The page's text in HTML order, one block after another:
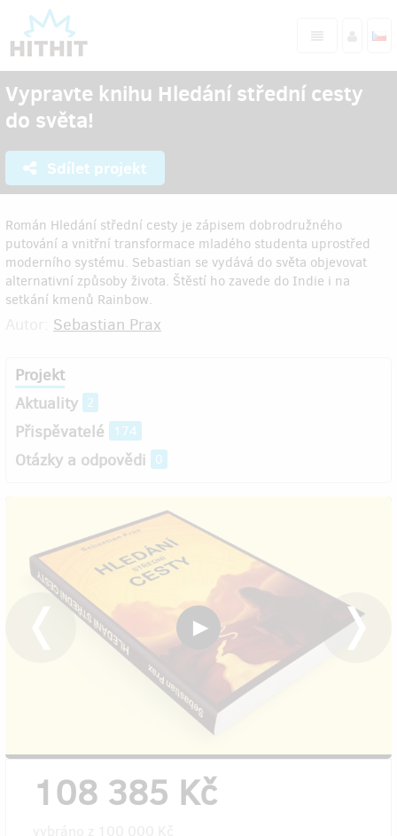
Vypravte knihu Hledání střední cesty
do světa!
Sdílet projekt
Román Hledání střední cesty je zápisem dobrodružného
putování a vnitřní transformace mladého studenta uprostřed
moderního systému. Sebastian se vydává do světa objevovat
alternativní způsoby života. Štěstí ho zavede do Indie i na
setkání kmenů Rainbow.
Sebastian Prax
Projekt
Aktuality 2
Přispěvatelé 174
Otázky a odpovědi 0
108 385 Kč